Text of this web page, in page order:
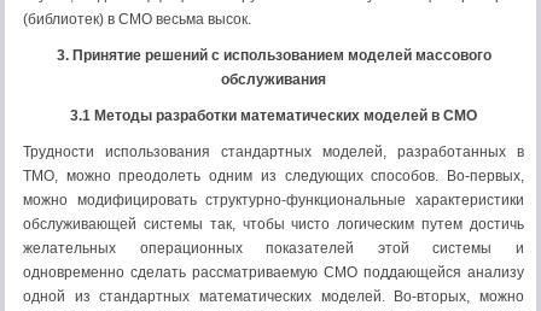
(библиотек) в СМО весьма высок.
3. Принятие решений с использованием моделей массового
обслуживания
3.1 Методы разработки математических моделей в СМО
Трудности использования стандартных моделей, разработанных в
ТМО, можно преодолеть одним из следующих способов. Во-первых,
можно модифицировать структурно-функциональные характеристики
обслуживающей системы так, чтобы чисто логическим путем достичь
желательных операционных показателей этой системы и
одновременно сделать рассматриваемую СМО поддающейся анализу
одной из стандартных математических моделей. Во-вторых, можно